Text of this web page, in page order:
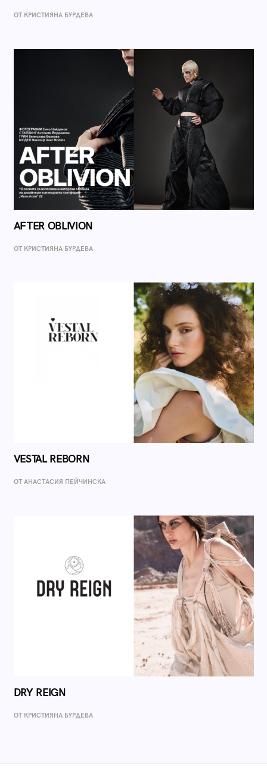
ОТ КРИСТИЯНА БУРДЕВА
AFTER OBLIVION
ОТ КРИСТИЯНА БУРДЕВА
VESTAL REBORN
ОТ AНАСТАСИЯ ПЕЙЧИНСКА
DRY REIGN
ОТ КРИСТИЯНА БУРДЕВА